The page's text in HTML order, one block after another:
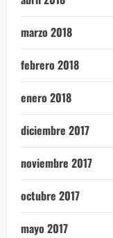
marzo 2018
febrero 2018
enero 2018
diciembre 2017
noviembre 2017
octubre 2017
mayo 2017